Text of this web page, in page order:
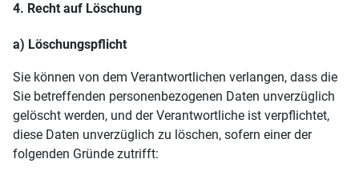
4. Recht auf Löschung
a) Löschungspflicht
Sie können von dem Verantwortlichen verlangen, dass die
Sie betreffenden personenbezogenen Daten unverzüglich
gelöscht werden, und der Verantwortliche ist verpflichtet,
diese Daten unverzüglich zu löschen, sofern einer der
folgenden Gründe zutrifft: